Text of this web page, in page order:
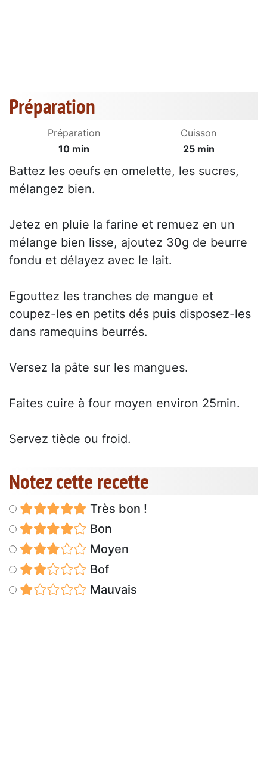
Préparation
Préparation
10 min
Cuisson
25 min
Battez les oeufs en omelette, les sucres,
mélangez bien.
Jetez en pluie la farine et remuez en un
mélange bien lisse, ajoutez 30g de beurre
fondu et délayez avec le lait.
Egouttez les tranches de mangue et
coupez-les en petits dés puis disposez-les
dans ramequins beurrés.
Versez la pâte sur les mangues.
Faites cuire à four moyen environ 25min.
Servez tiède ou froid.
Notez cette recette
Très bon !
Bon
Moyen
Bof
Mauvais